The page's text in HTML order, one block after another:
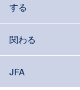
する
関わる
JFA